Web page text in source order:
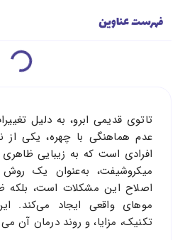
فهرست عناوین
تاتوی قدیمی ابرو، به دلیل
عدم هماهنگی با چهره، یکی از
افرادی است که به زیبایی
میکروشیفت، به‌عنوان یک روش
اصلاح این مشکلات است، بلکه
موهای واقعی ایجاد می‌کند.
تکنیک، مزایا، و روند درمان آن